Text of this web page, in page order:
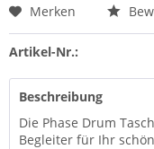
Merken
Artikel-Nr.:
Beschreibung
Die Phase Drum
Begleiter für Ihr